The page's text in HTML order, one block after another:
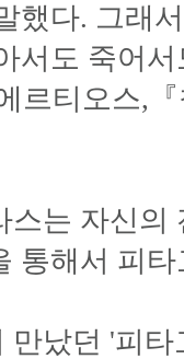
했다. 그래
서도 죽어
르티오스,
스는 자신의
통해서 피
만났던 '피